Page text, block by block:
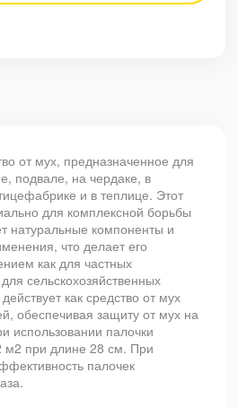
от мух, предназначенное для
подвале, на чердаке, в
и в теплице. Этот
для комплексной борьбы
натуральные компоненты и
что делает его
как для частных
сельскохозяйственных
как средство от мух
обеспечивая защиту от мух на
использовании палочки
м2 при длине 28 см. При
палочек